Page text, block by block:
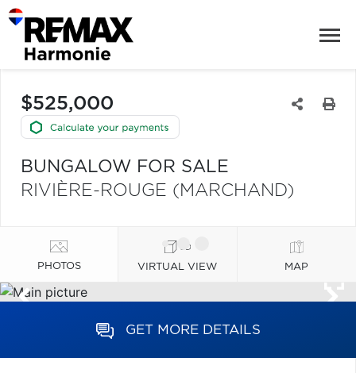
$525,000
BUNGALOW FOR SALE
RIVIÈRE-ROUGE (MARCHAND)
PHOTOS VIRTUAL VIEW MAP
GET MORE DETAILS